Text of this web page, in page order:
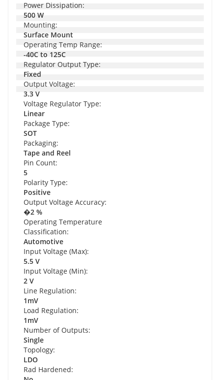
Power Dissipation:
500 W
Mounting:
Surface Mount
Operating Temp Range:
-40C to 125C
Regulator Output Type:
Fixed
Output Voltage:
3.3 V
Voltage Regulator Type:
Linear
Package Type:
SOT
Packaging:
Tape and Reel
Pin Count:
5
Polarity Type:
Positive
Output Voltage Accuracy:
�2 %
Operating Temperature
Classification:
Automotive
Input Voltage (Max):
5.5 V
Input Voltage (Min):
2 V
Line Regulation:
1mV
Load Regulation:
1mV
Number of Outputs:
Single
Topology:
LDO
Rad Hardened: